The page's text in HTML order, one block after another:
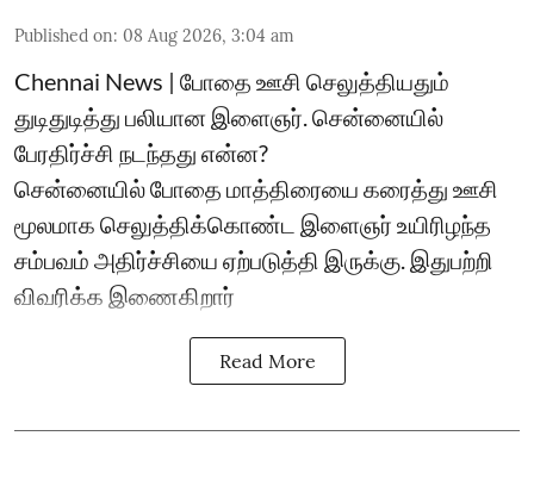
Published on: 08 Aug 2026, 3:04 am
Chennai News | போதை ஊசி செலுத்தியதும்
துடிதுடித்து பலியான இளைஞர். சென்னையில்
பேரதிர்ச்சி நடந்தது என்ன?
சென்னையில் போதை மாத்திரையை கரைத்து ஊசி
மூலமாக செலுத்திக்கொண்ட இளைஞர் உயிரிழந்த
சம்பவம் அதிர்ச்சியை ஏற்படுத்தி இருக்கு. இதுபற்றி
விவரிக்க இணைகிறார்
Read More